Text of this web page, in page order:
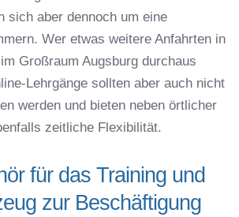
sich aber dennoch um eine
Wer etwas weitere Anfahrten in
Großraum Augsburg durchaus
Lehrgänge sollten aber auch nicht
werden und bieten neben örtlicher
zeitliche Flexibilität.
für das Training und
zur Beschäftigung